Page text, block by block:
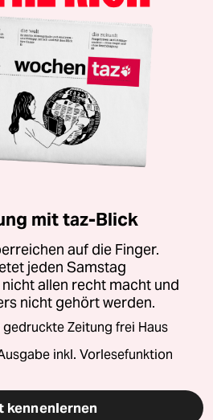
mit taz-Blick
auf die Finger.
jeden Samstag
allen recht macht und
nicht gehört werden.
Zeitung frei Haus
inkl. Vorlesefunktion
kennenlernen